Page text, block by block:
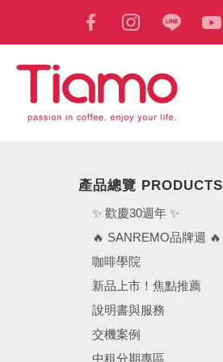
產品總覽 PRODUCTS
✨ 歡慶30週年 ✨
🔥 SANREMO品牌週 🔥
咖啡學院
新品上市！焦點推薦
說明書與服務
交機案例
中租分期專區